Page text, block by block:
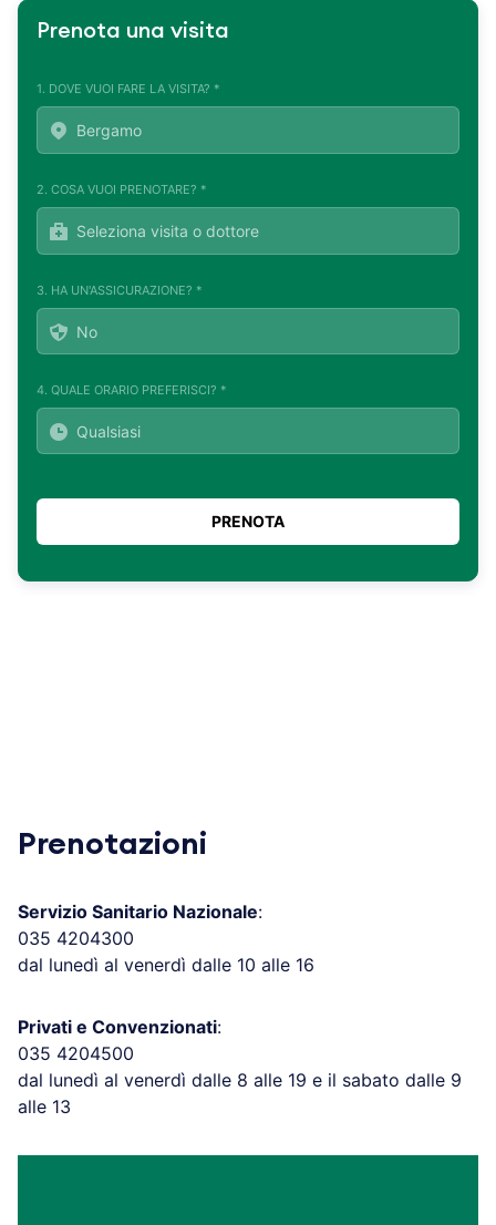
Prenota una visita
1. DOVE VUOI FARE LA VISITA? *
2. COSA VUOI PRENOTARE? *
3. HA UN'ASSICURAZIONE? *
4. QUALE ORARIO PREFERISCI? *
Prenotazioni
Servizio Sanitario Nazionale:
035 4204300
dal lunedì al venerdì dalle 10 alle 16
Privati e Convenzionati:
035 4204500
dal lunedì al venerdì dalle 8 alle 19 e il sabato dalle 9
alle 13